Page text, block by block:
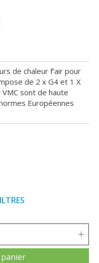
de chaleur f’air pour
de 2 x G4 et 1 X
sont de haute
Européennes